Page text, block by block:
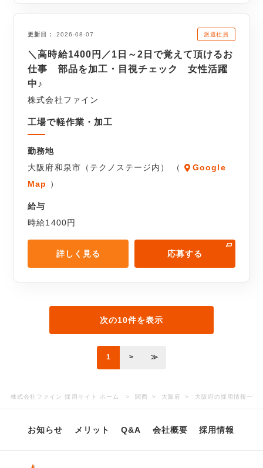
更新日 2026-08-07 派遣社員
＼高時給1400円／1日～2日で覚えて頂けるお
仕事 部品を加工・目視チェック 女性活躍
中♪
株式会社ファイン
工場で軽作業・加工
勤務地
大阪府和泉市（テクノステージ内） （
Google
Map
）
給与
時給1400円
詳しく見る 応募する
次の10件を表示
1 > ≫
株式会社ファイン 採用サイト ホーム 関西 大阪府 大阪府の採用情報一覧
お知らせ メリット Q&A 会社概要 採用情報